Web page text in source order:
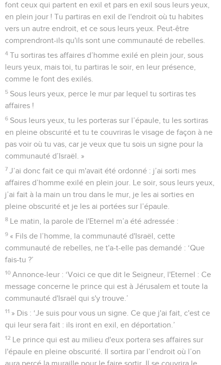
font ceux qui partent en exil et pars en exil sous leurs yeux,
en plein jour ! Tu partiras en exil de l'endroit où tu habites
vers un autre endroit, et ce sous leurs yeux. Peut-être
comprendront-ils qu'ils sont une communauté de rebelles.
4 Tu sortiras tes affaires d’homme exilé en plein jour, sous
leurs yeux, mais toi, tu partiras le soir, en leur présence,
comme le font des exilés.
5 Sous leurs yeux, perce le mur par lequel tu sortiras tes
affaires !
6 Sous leurs yeux, tu les porteras sur l’épaule, tu les sortiras
en pleine obscurité et tu te couvriras le visage de façon à ne
pas voir où tu vas, car je veux que tu sois un signe pour la
communauté d’Israël. »
7 J’ai donc fait ce qui m'avait été ordonné : j’ai sorti mes
affaires d’homme exilé en plein jour. Le soir, sous leurs yeux,
j’ai fait à la main un trou dans le mur, je les ai sorties en
pleine obscurité et je les ai portées sur l’épaule.
8 Le matin, la parole de l'Eternel m’a été adressée :
9 « Fils de l’homme, la communauté d'Israël, cette
communauté de rebelles, ne t'a-t-elle pas demandé : ‘Que
fais-tu ?’
10 Annonce-leur : ‘Voici ce que dit le Seigneur, l'Eternel : Ce
message concerne le prince qui est à Jérusalem et toute la
communauté d'Israël qui s'y trouve.’
11 » Dis : ‘Je suis pour vous un signe. Ce que j'ai fait, c'est ce
qui leur sera fait : ils iront en exil, en déportation.’
12 Le prince qui est au milieu d'eux portera ses affaires sur
l'épaule en pleine obscurité. Il sortira par l’endroit où l’on
aura percé la muraille pour le faire sortir. Il se couvrira le